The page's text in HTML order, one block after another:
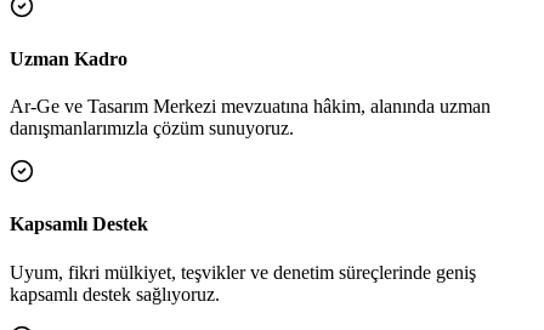
Uzman Kadro
Ar-Ge ve Tasarım Merkezi mevzuatına hâkim, alanında uzman
danışmanlarımızla çözüm sunuyoruz.
Kapsamlı Destek
Uyum, fikri mülkiyet, teşvikler ve denetim süreçlerinde geniş
kapsamlı destek sağlıyoruz.